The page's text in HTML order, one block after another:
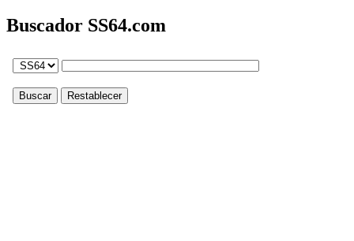
Buscador SS64.com